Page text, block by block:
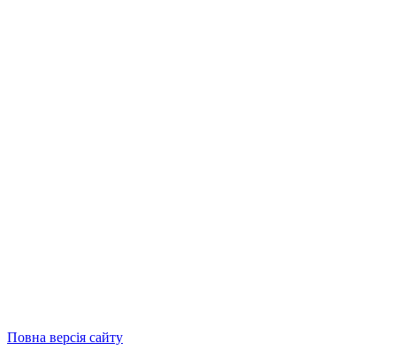
Повна версія сайту